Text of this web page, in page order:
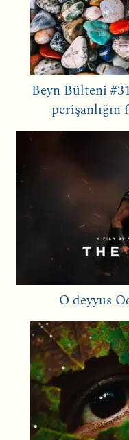
Beyn Bülteni
O deyyus